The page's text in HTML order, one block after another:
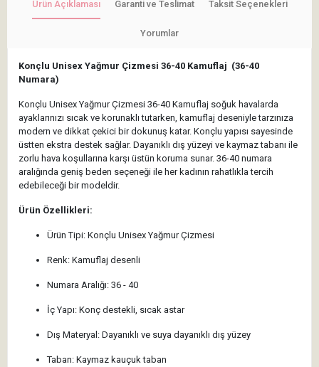
Ürün Açıklaması Garanti ve Teslimat Taksit Seçenekleri
Yorumlar
Konçlu Unisex Yağmur Çizmesi 36-40 Kamuflaj (36-40
Numara)
Konçlu Unisex Yağmur Çizmesi 36-40 Kamuflaj soğuk havalarda
ayaklarınızı sıcak ve korunaklı tutarken, kamuflaj deseniyle tarzınıza
modern ve dikkat çekici bir dokunuş katar. Konçlu yapısı sayesinde
üstten ekstra destek sağlar. Dayanıklı dış yüzeyi ve kaymaz tabanı ile
zorlu hava koşullarına karşı üstün koruma sunar. 36-40 numara
aralığında geniş beden seçeneği ile her kadının rahatlıkla tercih
edebileceği bir modeldir.
Ürün Özellikleri:
Ürün Tipi: Konçlu Unisex Yağmur Çizmesi
Renk: Kamuflaj desenli
Numara Aralığı: 36 - 40
İç Yapı: Konç destekli, sıcak astar
Dış Materyal: Dayanıklı ve suya dayanıklı dış yüzey
Taban: Kaymaz kauçuk taban